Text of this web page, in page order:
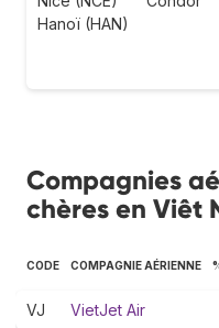
Hanoï (HAN)
Compagnies
chères en Viêt
CODE COMPAGNIE AÉRIENNE
VJ VietJet Air